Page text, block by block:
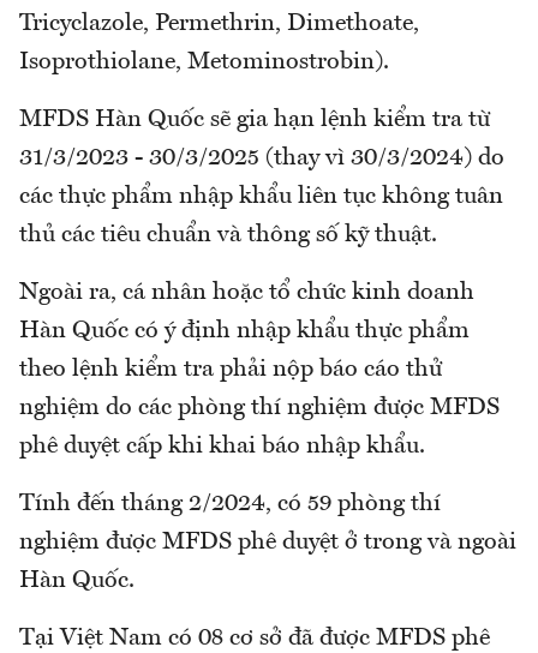
Tricyclazole, Permethrin, Dimethoate,
Isoprothiolane, Metominostrobin).
MFDS Hàn Quốc sẽ gia hạn lệnh kiểm tra từ
31/3/2023 - 30/3/2025 (thay vì 30/3/2024) do
các thực phẩm nhập khẩu liên tục không tuân
thủ các tiêu chuẩn và thông số kỹ thuật.
Ngoài ra, cá nhân hoặc tổ chức kinh doanh
Hàn Quốc có ý định nhập khẩu thực phẩm
theo lệnh kiểm tra phải nộp báo cáo thử
nghiệm do các phòng thí nghiệm được MFDS
phê duyệt cấp khi khai báo nhập khẩu.
Tính đến tháng 2/2024, có 59 phòng thí
nghiệm được MFDS phê duyệt ở trong và ngoài
Hàn Quốc.
Tại Việt Nam có 08 cơ sở đã được MFDS phê